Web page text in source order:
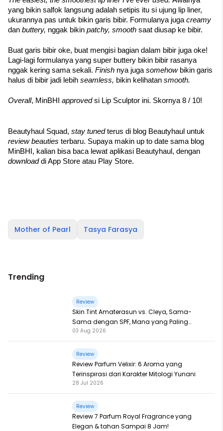
yang bikin salfok langsung adalah setipis itu si ujung lip liner,
ukurannya pas untuk bikin garis bibir. Formulanya juga
dan buttery, nggak bikin patchy, smooth saat diusap ke bibir.
Buat garis bibir oke, buat mengisi bagian dalam bibir juga oke!
Lagi-lagi formulanya yang super buttery bikin bibir rasanya
nggak kering sama sekali. Finish nya juga somehow bikin garis
halus di bibir jadi lebih seamless, bikin kelihatan smooth.
Overall, MinBHI approved si Lip Sculptor ini. Skornya 8 / 10!
Beautyhaul Squad, stay tuned
review beauties terbaru. Supaya makin up to date sama blog
download di App Store atau Play Store.
Mother of Pearl Tasya Farasya
Trending
Review
Skin Tint Amaterasun vs. Cleya, Sama-
Sama dengan SPF, Mana yang Paling
Nampol?
03 Aug 2026
Review
Review Parfum Velixir: 6 Aroma yang
Terinspirasi dari Karakter Mitologi Yunani
28 Jul 2026
Review
Review 7 Parfum Royal Fragrance yang
Elegan & tahan Sampai 8 Jam!